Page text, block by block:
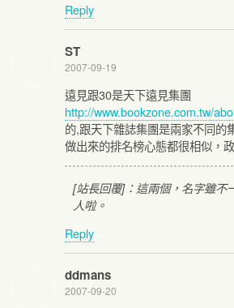
Reply
ST
2007-09-19
遠見跟30是天下遠見集團
http://www.bookzone.com.tw/
的,跟天下雜誌集團是兩家不同的
做出來的排名榜心態都很相似，
[站長回覆]：這兩個，名字雖不
人啦。
Reply
ddmans
2007-09-20